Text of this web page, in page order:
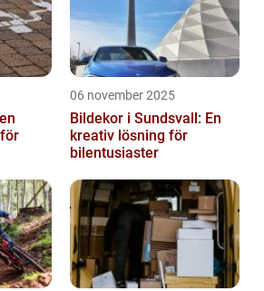
06 november 2025
Bildekor i Sundsvall: En
kreativ lösning för
bilentusiaster